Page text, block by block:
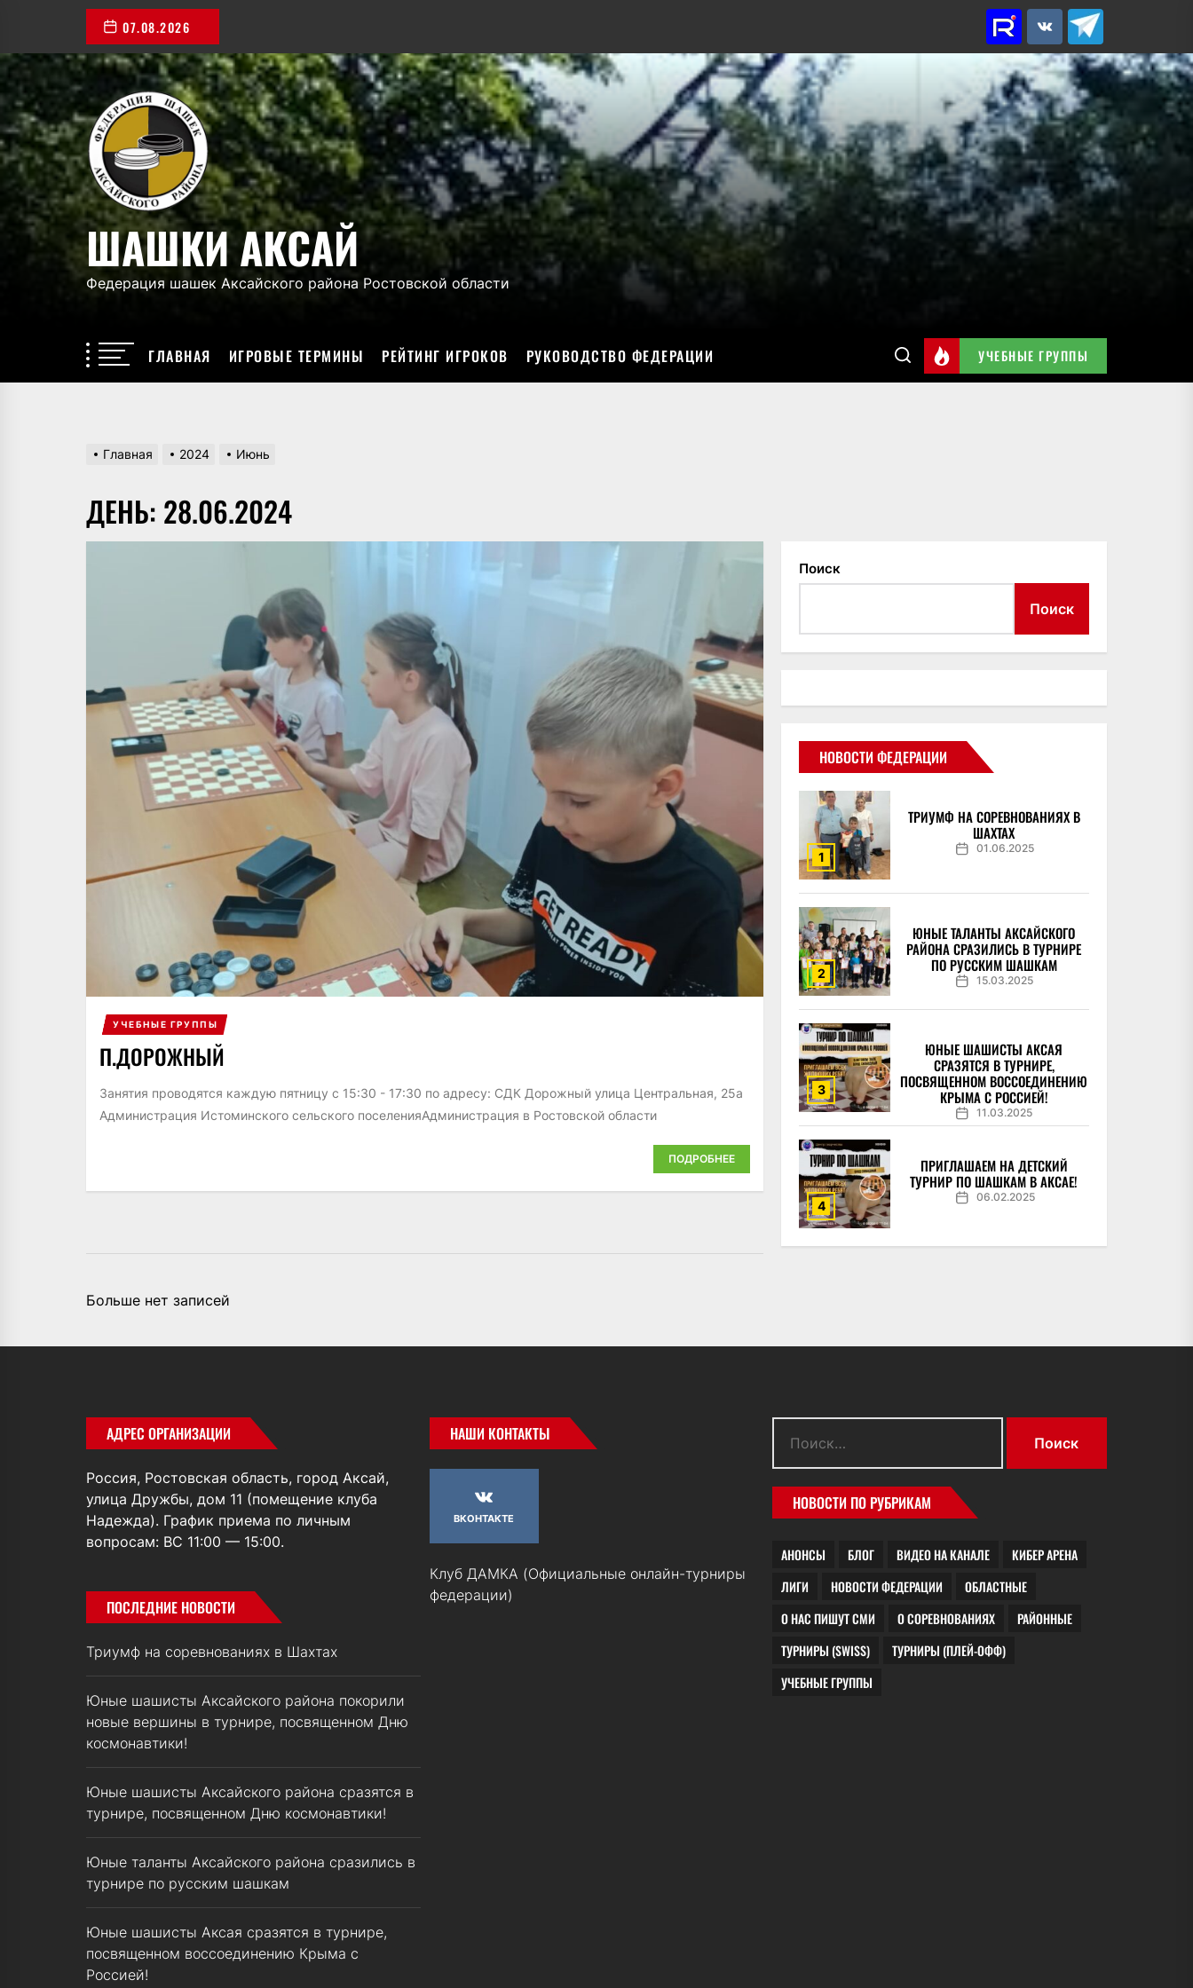
содержимому
07.08.2026 RutubeVK Telegram
ШАШКИ
АКСАЙ
ШАШКИ АКСАЙ
Федерация шашек Аксайского района Ростовской области
ГЛАВНАЯ ИГРОВЫЕ ТЕРМИНЫ РЕЙТИНГ ИГРОКОВ РУКОВОДСТВО ФЕДЕРАЦИИ УЧЕБНЫЕ ГРУППЫ
Главная 2024 Июнь
ДЕНЬ: 28.06.2024
УЧЕБНЫЕ ГРУППЫ
П.ДОРОЖНЫЙ
Занятия проводятся каждую пятницу с 15:30 - 17:30 по адресу: СДК Дорожный улица Центральная, 25а
Администрация Истоминского сельского поселенияАдминистрация в Ростовской области
ПОДРОБНЕЕ
Больше нет записей
Поиск
Поиск
НОВОСТИ ФЕДЕРАЦИИ
1
ТРИУМФ НА СОРЕВНОВАНИЯХ В
ШАХТАХ
01.06.2025
2
ЮНЫЕ ТАЛАНТЫ АКСАЙСКОГО
РАЙОНА СРАЗИЛИСЬ В ТУРНИРЕ
ПО РУССКИМ ШАШКАМ
15.03.2025
3
ЮНЫЕ ШАШИСТЫ АКСАЯ
СРАЗЯТСЯ В ТУРНИРЕ,
ПОСВЯЩЕННОМ ВОССОЕДИНЕНИЮ
КРЫМА С РОССИЕЙ!
11.03.2025
4
ПРИГЛАШАЕМ НА ДЕТСКИЙ
ТУРНИР ПО ШАШКАМ В АКСАЕ!
06.02.2025
АДРЕС ОРГАНИЗАЦИИ
Россия, Ростовская область, город Аксай,
улица Дружбы, дом 11 (помещение клуба
Надежда). График приема по личным
вопросам: ВС 11:00 — 15:00.
ПОСЛЕДНИЕ НОВОСТИ
Триумф на соревнованиях в Шахтах
Юные шашисты Аксайского района покорили
новые вершины в турнире, посвященном Дню
космонавтики!
Юные шашисты Аксайского района сразятся в
турнире, посвященном Дню космонавтики!
Юные таланты Аксайского района сразились в
турнире по русским шашкам
Юные шашисты Аксая сразятся в турнире,
посвященном воссоединению Крыма с
Россией!
НАШИ КОНТАКТЫ
ВКОНТАКТЕ
Клуб ДАМКА (Официальные онлайн-турниры
федерации)
НОВОСТИ ПО РУБРИКАМ
АНОНСЫ БЛОГ ВИДЕО НА КАНАЛЕ
КИБЕР АРЕНА
ЛИГИ
НОВОСТИ ФЕДЕРАЦИИ
ОБЛАСТНЫЕ
О НАС ПИШУТ СМИ
О СОРЕВНОВАНИЯХ
РАЙОННЫЕ
ТУРНИРЫ (SWISS)
ТУРНИРЫ (ПЛЕЙ-ОФФ)
УЧЕБНЫЕ ГРУППЫ